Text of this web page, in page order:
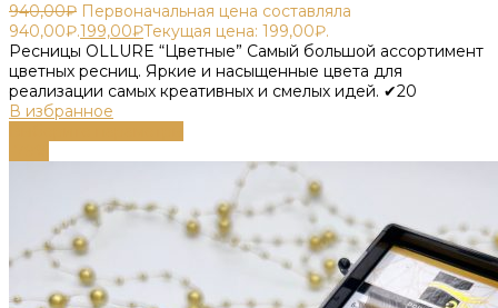
940,00₽ Первоначальная цена составляла
940,00₽.199,00₽Текущая цена: 199,00₽.
Ресницы OLLURE “Цветные” Самый большой ассортимент
цветных ресниц. Яркие и насыщенные цвета для
реализации самых креативных и смелых идей. ✔20
В избранное